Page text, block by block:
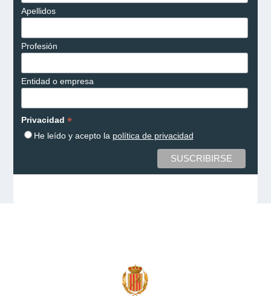
Apellidos
Profesión
Entidad o empresa
Privacidad *
He leído y acepto la política de privacidad